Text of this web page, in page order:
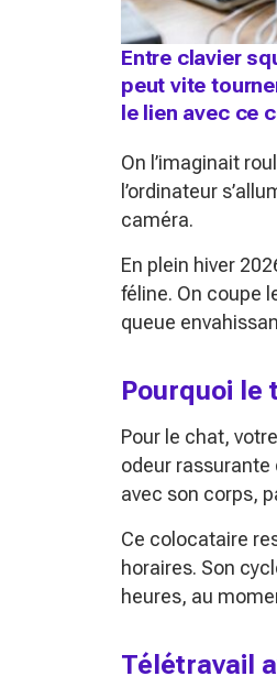
Entre clavier
peut vite
le lien avec ce
On l’imaginait
l’ordinateur
caméra.
En plein hiver
féline. On coupe
queue
Pourquoi le
Pour le chat,
odeur rassurante
avec son corps,
Ce colocataire
horaires. Son
heures, au
Télétravail